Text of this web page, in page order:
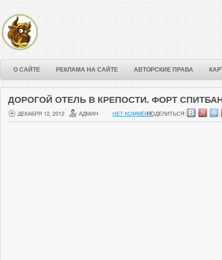
О САЙТЕ РЕКЛАМА НА САЙТЕ АВТОРСКИЕ ПРАВА
ДОРОГОЙ ОТЕЛЬ В КРЕПОСТИ. ФОРТ
ДЕКАБРЯ 12, 2012 АДМИН НЕТ КОММЕНТ.ПОДЕЛИТЬСЯ: